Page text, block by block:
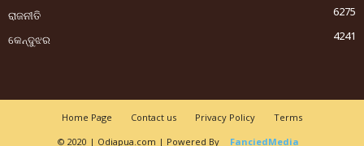
ରାଜନୀତି
6275
କେନ୍ଦୁଝର
4241
Home Page Contact us Privacy Policy
Terms
© 2020 | Odiapua.com | Powered By
FanciedMedia